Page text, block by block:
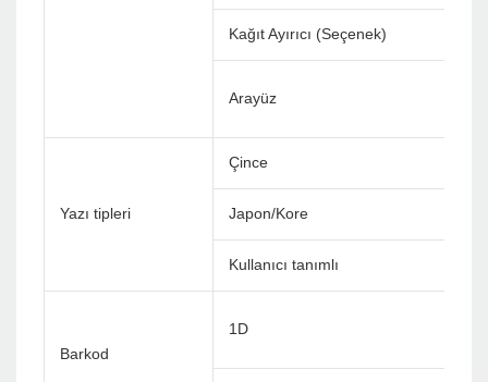
Kağıt Ayırıcı (Seçenek)
Arayüz
Yazı tipleri
Çince
Japon/Kore
Kullanıcı tanımlı
Barkod
1D